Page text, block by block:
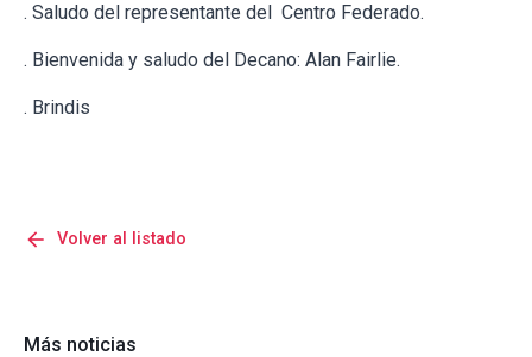
. Saludo del representante del Centro Federado.
. Bienvenida y saludo del Decano: Alan Fairlie.
. Brindis
arrow_back Volver al listado
Más noticias